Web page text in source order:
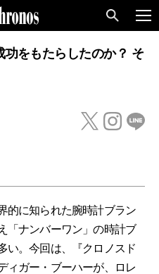
をもたらしたのか？ そ
的に知られた腕時計ブラン
「ナンバーワン」の時計ブ
い。今回は、『クロノスド
ィガー・ブーハーが、ロレ